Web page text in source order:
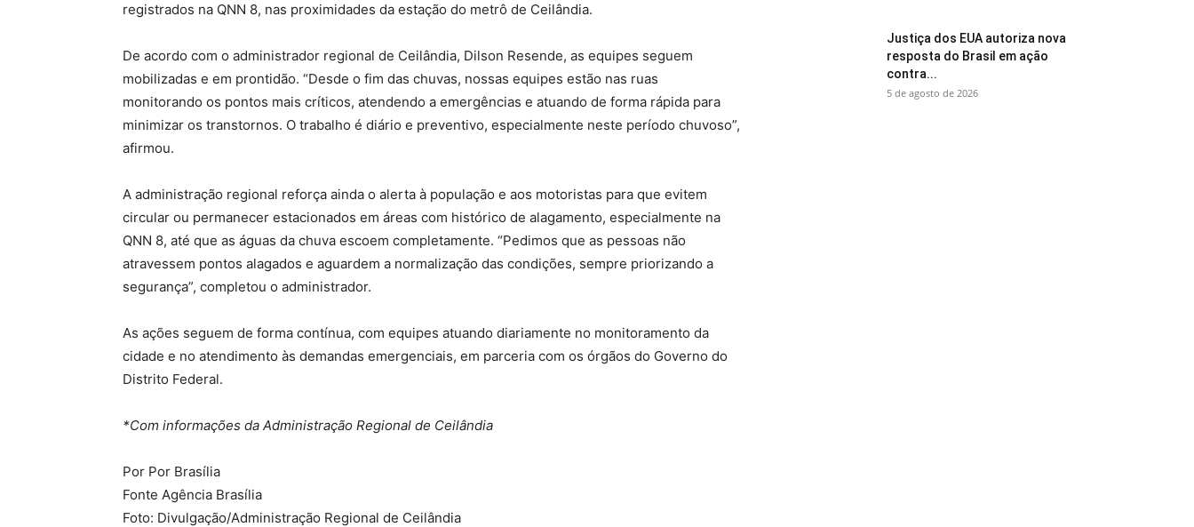
registrados na QNN 8, nas proximidades da estação do metrô de Ceilândia.
De acordo com o administrador regional de Ceilândia, Dilson Resende, as equipes seguem
mobilizadas e em prontidão. “Desde o fim das chuvas, nossas equipes estão nas ruas
monitorando os pontos mais críticos, atendendo a emergências e atuando de forma rápida para
minimizar os transtornos. O trabalho é diário e preventivo, especialmente neste período chuvoso”,
afirmou.
A administração regional reforça ainda o alerta à população e aos motoristas para que evitem
circular ou permanecer estacionados em áreas com histórico de alagamento, especialmente na
QNN 8, até que as águas da chuva escoem completamente. “Pedimos que as pessoas não
atravessem pontos alagados e aguardem a normalização das condições, sempre priorizando a
segurança”, completou o administrador.
As ações seguem de forma contínua, com equipes atuando diariamente no monitoramento da
cidade e no atendimento às demandas emergenciais, em parceria com os órgãos do Governo do
Distrito Federal.
*Com informações da Administração Regional de Ceilândia
Por Por Brasília
Fonte Agência Brasília
Foto: Divulgação/Administração Regional de Ceilândia
Justiça dos EUA autoriza nova
resposta do Brasil em ação
contra...
5 de agosto de 2026